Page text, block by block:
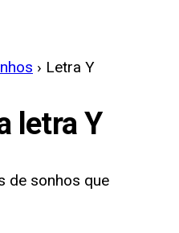
› Letra Y
letraY
de sonhos que